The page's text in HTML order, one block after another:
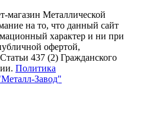
магазин Металлической
на то, что данный сайт
характер и ни при
офертой,
437 (2) Гражданского
Политика
Завод"